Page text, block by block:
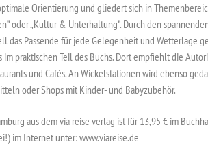
Orientierung und gliedert sich in
oder „Kultur & Unterhaltung“. Durch den
das Passende für jede Gelegenheit und Wetterlage
im praktischen Teil des Buchs. Dort empfiehlt die
und Cafés. An Wickelstationen wird ebenso
oder Shops mit Kinder- und Babyzubehör.
aus dem via reise verlag ist für 13,95 € im
im Internet unter: www.viareise.de